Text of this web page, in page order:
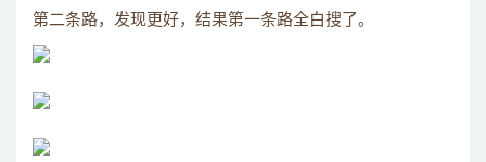
第二条路，发现更好，结果第一条路全白搜了。